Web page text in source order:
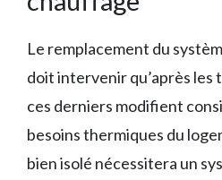
Le remplacement du
doit intervenir qu’après les
ces derniers modifient
besoins thermiques du
bien isolé nécessitera un